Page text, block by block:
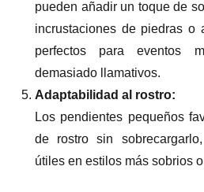
pueden añadir un toque de
incrustaciones de piedras o
perfectos para eventos
demasiado llamativos.
Adaptabilidad al rostro:
Los pendientes pequeños
de rostro sin
útiles en estilos más sobrios